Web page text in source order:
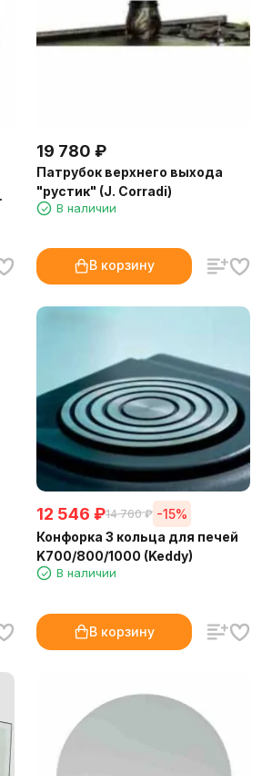
19 780 ₽
Патрубок верхнего выхода
"рустик" (J. Corradi)
В наличии
В корзину
12 546 ₽14 760 ₽ -15%
Конфорка 3 кольца для печей
K700/800/1000 (Keddy)
В наличии
В корзину